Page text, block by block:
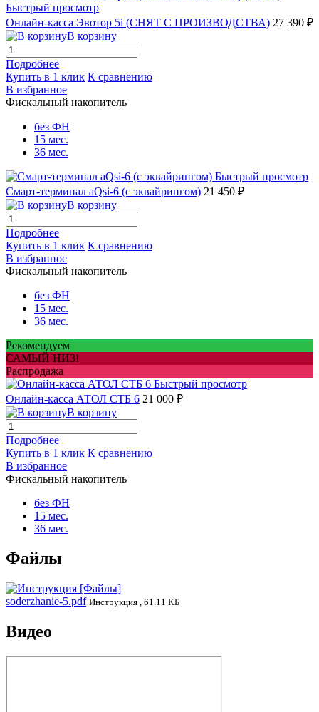
Быстрый просмотр
Онлайн-касса Эвотор 5i (СНЯТ С ПРОИЗВОДСТВА) 27 390 ₽
В корзину
Подробнее
Купить в 1 клик К сравнению
В избранное
Фискальный накопитель
без ФН
15 мес.
36 мес.
Быстрый просмотр
Смарт-терминал aQsi-6 (с эквайрингом) 21 450 ₽
В корзину
Подробнее
Купить в 1 клик К сравнению
В избранное
Фискальный накопитель
без ФН
15 мес.
36 мес.
Рекомендуем
САМЫЙ НИЗ!
Распродажа
Быстрый просмотр
Онлайн-касса АТОЛ СТБ 6 21 000 ₽
В корзину
Подробнее
Купить в 1 клик К сравнению
В избранное
Фискальный накопитель
без ФН
15 мес.
36 мес.
Файлы
soderzhanie-5.pdf Инструкция , 61.11 КБ
Видео